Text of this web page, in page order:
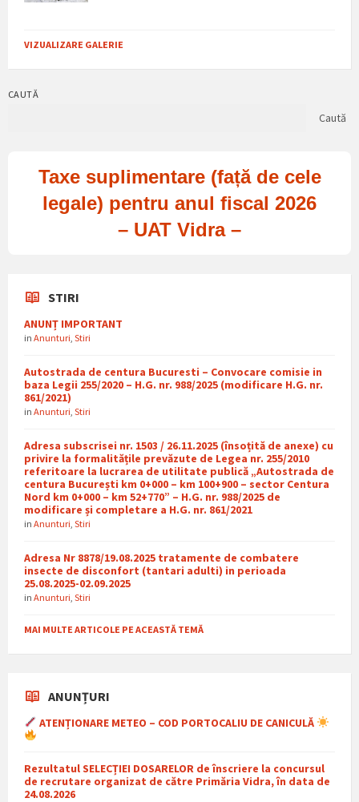
VIZUALIZARE GALERIE
CAUTĂ
Caută
Taxe suplimentare (față de cele
legale) pentru anul fiscal 2026
– UAT Vidra –
STIRI
ANUNȚ IMPORTANT
in Anunturi Stiri
Autostrada de centura Bucuresti – Convocare comisie in
baza Legii 255/2020 – H.G. nr. 988/2025 (modificare H.G. nr.
861/2021)
in Anunturi Stiri
Adresa subscrisei nr. 1503 / 26.11.2025 (însoțită de anexe) cu
privire la formalitățile prevăzute de Legea nr. 255/2010
referitoare la lucrarea de utilitate publică „Autostrada de
centura București km 0+000 – km 100+900 – sector Centura
Nord km 0+000 – km 52+770” – H.G. nr. 988/2025 de
modificare și completare a H.G. nr. 861/2021
in Anunturi Stiri
Adresa Nr 8878/19.08.2025 tratamente de combatere
insecte de disconfort (tantari adulti) in perioada
25.08.2025-02.09.2025
in Anunturi Stiri
MAI MULTE ARTICOLE PE ACEASTĂ TEMĂ
ANUNȚURI
ATENȚIONARE METEO – COD PORTOCALIU DE CANICULĂ
Rezultatul SELECȚIEI DOSARELOR de înscriere la concursul
de recrutare organizat de către Primăria Vidra, în data de
24.08.2026